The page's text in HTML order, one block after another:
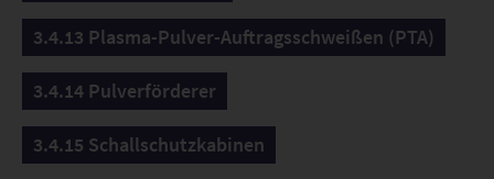
3.4.13 Plasma-Pulver-Auftragsschweißen (PTA)
3.4.14 Pulverförderer
3.4.15 Schallschutzkabinen